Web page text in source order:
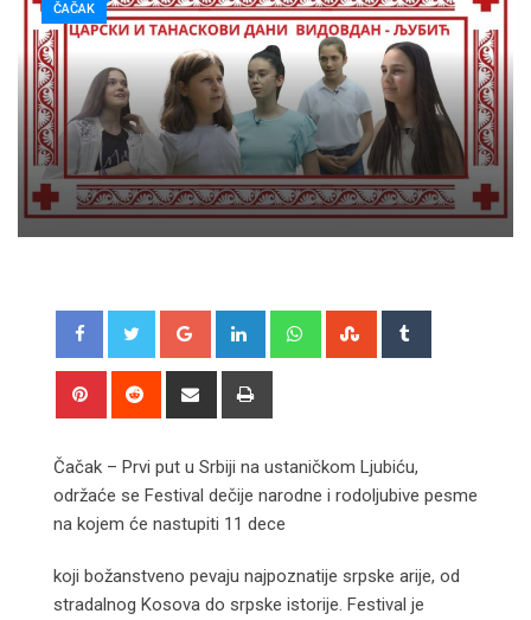
ČAČAK
Google+ LinkedIn WhatsappStumbleUpon
Pinterest Reddit
Share
Čačak – Prvi put u Srbiji na ustaničkom Ljubiću,
održaće se Festival dečije narodne i rodoljubive pesme
na kojem će nastupiti 11 dece
koji božanstveno pevaju najpoznatije srpske arije, od
stradalnog Kosova do srpske istorije. Festival je